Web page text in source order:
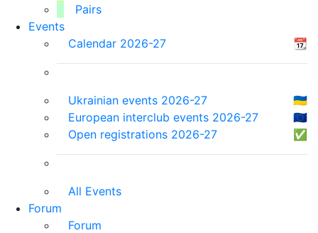
Pairs
Events
Calendar 2026-27
📆
Ukrainian events 2026-27
🇺🇦
European interclub events 2026-27
🇪🇺
Open registrations 2026-27
✅
All Events
Forum
Forum